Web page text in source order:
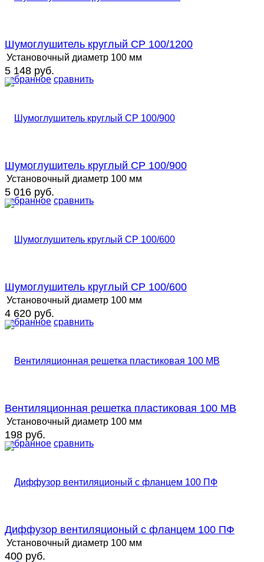
избранное сравнить
Шумоглушитель круглый СР 100/1200
Установочный диаметр 100 мм
5 148 руб.
избранное сравнить
Шумоглушитель круглый СР 100/900
Установочный диаметр 100 мм
5 016 руб.
избранное сравнить
Шумоглушитель круглый СР 100/600
Установочный диаметр 100 мм
4 620 руб.
избранное сравнить
Вентиляционная решетка пластиковая 100 MB
Установочный диаметр 100 мм
198 руб.
Диффузор вентиляционый с фланцем 100 ПФ
Установочный диаметр 100 мм
400 руб.